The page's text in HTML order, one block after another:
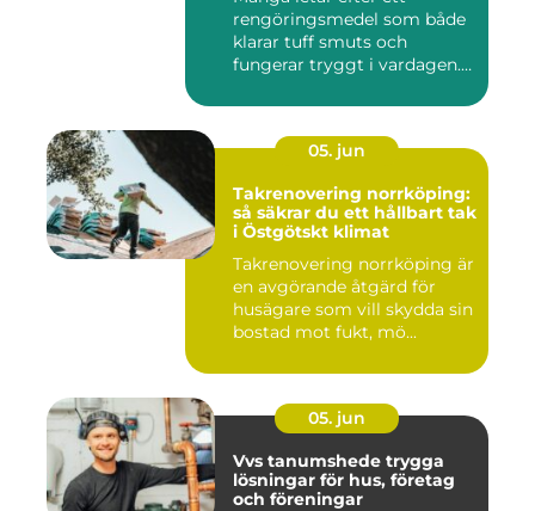
rengöringsmedel som både
klarar tuff smuts och
fungerar tryggt i vardagen.
05. jun
Takrenovering norrköping:
så säkrar du ett hållbart tak
i Östgötskt klimat
Takrenovering norrköping är
en avgörande åtgärd för
husägare som vill skydda sin
bostad mot fukt, mö...
05. jun
Vvs tanumshede trygga
lösningar för hus, företag
och föreningar